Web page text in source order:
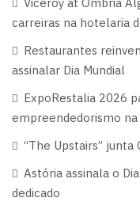
carreiras na hotelaria
Restaurantes
assinalar Dia Mundial
ExpoRestalia 2026
empreendedorismo
“The Upstairs” junta
Astória assinala o
dedicado